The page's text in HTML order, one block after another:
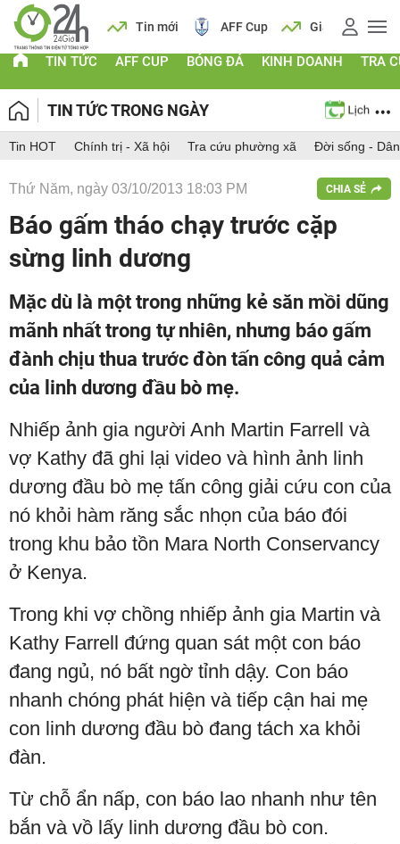
Lịch Tin mới AFF Cup Giá vàng
TIN TỨC AFF CUP BÓNG ĐÁ KINH DOANH TRA
TIN TỨC TRONG NGÀY
Tin HOT Chính trị - Xã hội Tra cứu phường xã Đời sống -
Thứ Năm, ngày 03/10/2013 18:03 PM CHIA SẺ
Báo gấm tháo chạy trước cặp
sừng linh dương
Mặc dù là một trong những kẻ săn mồi dũng
mãnh nhất trong tự nhiên, nhưng báo gấm
đành chịu thua trước đòn tấn công quả cảm
của linh dương đầu bò mẹ.
Nhiếp ảnh gia người Anh Martin Farrell và
vợ Kathy đã ghi lại video và hình ảnh linh
dương đầu bò mẹ tấn công giải cứu con của
nó khỏi hàm răng sắc nhọn của báo đói
trong khu bảo tồn Mara North Conservancy
ở Kenya.
Trong khi vợ chồng nhiếp ảnh gia Martin và
Kathy Farrell đứng quan sát một con báo
đang ngủ, nó bất ngờ tỉnh dậy. Con báo
nhanh chóng phát hiện và tiếp cận hai mẹ
con linh dương đầu bò đang tách xa khỏi
đàn.
Từ chỗ ẩn nấp, con báo lao nhanh như tên
bắn và vồ lấy linh dương đầu bò con.